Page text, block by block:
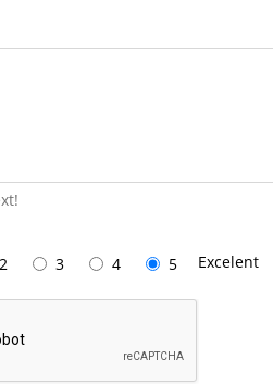
2 3 4 5 Excelent